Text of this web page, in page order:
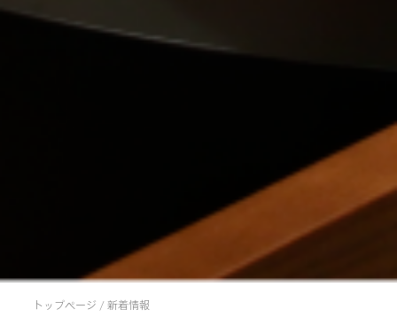
トップページ /新着情報